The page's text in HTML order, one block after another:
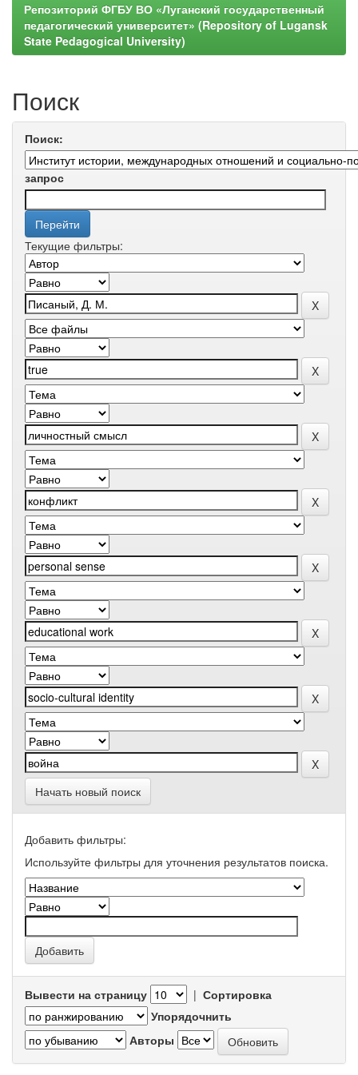
Репозиторий ФГБУ ВО «Луганский государственный
педагогический университет» (Repository of Lugansk
State Pedagogical University)
Поиск
Поиск:
запрос
Текущие фильтры:
Начать новый поиск
Добавить фильтры:
Используйте фильтры для уточнения результатов поиска.
Вывести на страницу | Сортировка
Упорядочнить
Авторы